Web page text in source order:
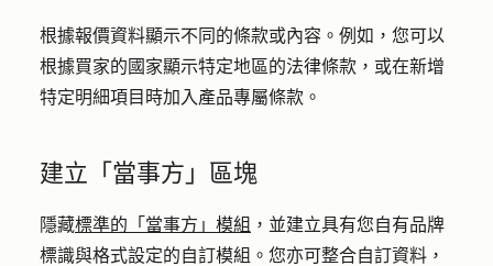
根據報價資料顯示不同的條款或內容。例如，您可以
根據買家的國家顯示特定地區的法律條款，或在新增
特定明細項目時加入產品專屬條款。
建立「當事方」區塊
隱藏標準的「當事方」模組 ，並建立具有您自有品牌
標識與格式設定的自訂模組。您亦可整合自訂資料，